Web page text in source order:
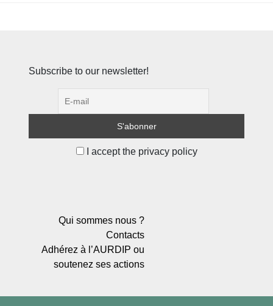
Subscribe to our newsletter!
I accept the privacy policy
Qui sommes nous ?
Contacts
Adhérez à l’AURDIP ou
soutenez ses actions